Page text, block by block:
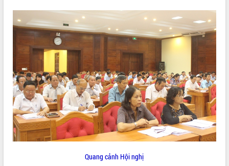
THÔNG TIN CHỈ ĐẠO ĐIỀU HÀNH
HỆ THỐNG VĂN BẢN
VĂN BẢN HĐND TỈNH
ĐIỂM TIN VĂN BẢN
QUY HOẠCH - KẾ HOẠCH
Quang cảnh Hội nghị